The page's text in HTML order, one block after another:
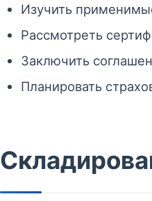
Изучить
Рассмотреть
Заключить
Планировать